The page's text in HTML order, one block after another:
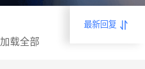
最新回复
载全部